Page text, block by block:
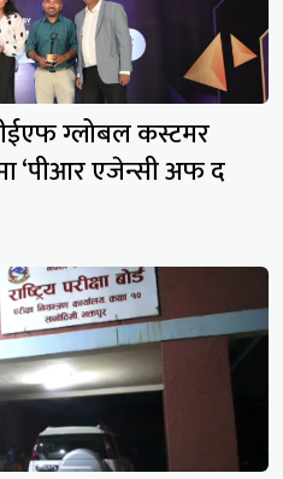
ग्लोबल कस्टमर
‘पीआर एजेन्सी अफ द